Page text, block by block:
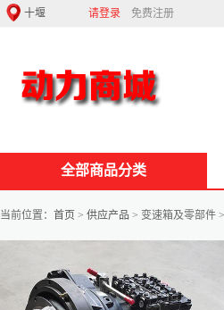
请登录 免费注册
全部商品分类
当前位置： 首页 > 供应产品 > 变速箱及零部件